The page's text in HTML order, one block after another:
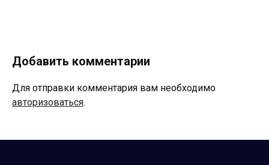
Добавить комментарии
Для отправки комментария вам необходимо
авторизоваться.